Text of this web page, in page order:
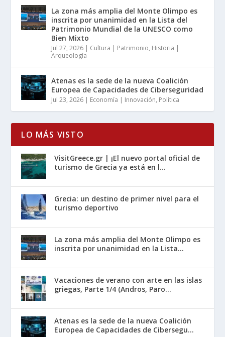
La zona más amplia del Monte Olimpo es
inscrita por unanimidad en la Lista del
Patrimonio Mundial de la UNESCO como
Bien Mixto
Jul 27, 2026 | Cultura | Patrimonio, Historia |
Arqueología
Atenas es la sede de la nueva Coalición
Europea de Capacidades de Ciberseguridad
Jul 23, 2026 | Economía | Innovación, Política
LO MÁS VISTO
VisitGreece.gr | ¡El nuevo portal oficial de
turismo de Grecia ya está en l...
Grecia: un destino de primer nivel para el
turismo deportivo
La zona más amplia del Monte Olimpo es
inscrita por unanimidad en la Lista...
Vacaciones de verano con arte en las islas
griegas, Parte 1/4 (Andros, Paro...
Atenas es la sede de la nueva Coalición
Europea de Capacidades de Cibersegu...